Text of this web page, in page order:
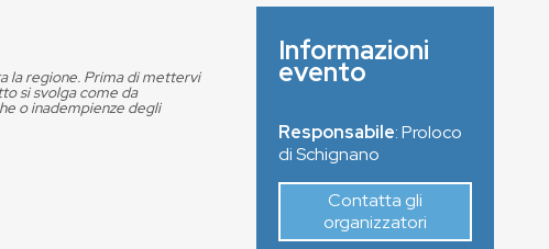
la regione. Prima di mettervi
si svolga come da
o inadempienze degli
Informazioni
evento
Responsabile: Proloco
di Schignano
Contatta gli
organizzatori